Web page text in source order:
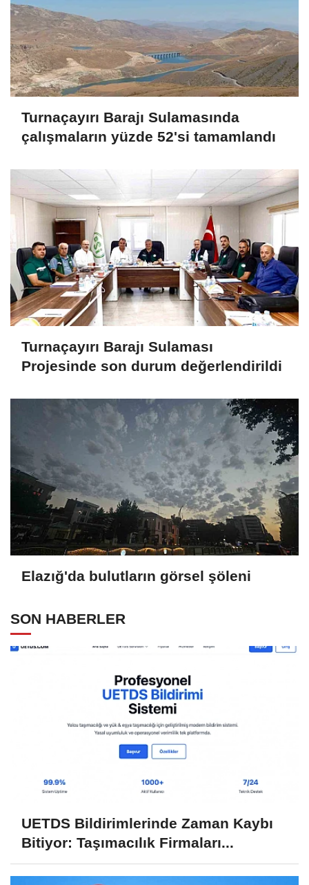
Turnaçayırı Barajı Sulamasında
çalışmaların yüzde 52'si tamamlandı
Turnaçayırı Barajı Sulaması
Projesinde son durum değerlendirildi
Elazığ'da bulutların görsel şöleni
SON HABERLER
UETDS Bildirimlerinde Zaman Kaybı
Bitiyor: Taşımacılık Firmaları...